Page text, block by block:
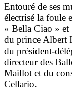
Entouré de ses
électrisé la foule
« Bella Ciao »
du prince Albert
du président-
directeur des
Maillot et du
Cellario.